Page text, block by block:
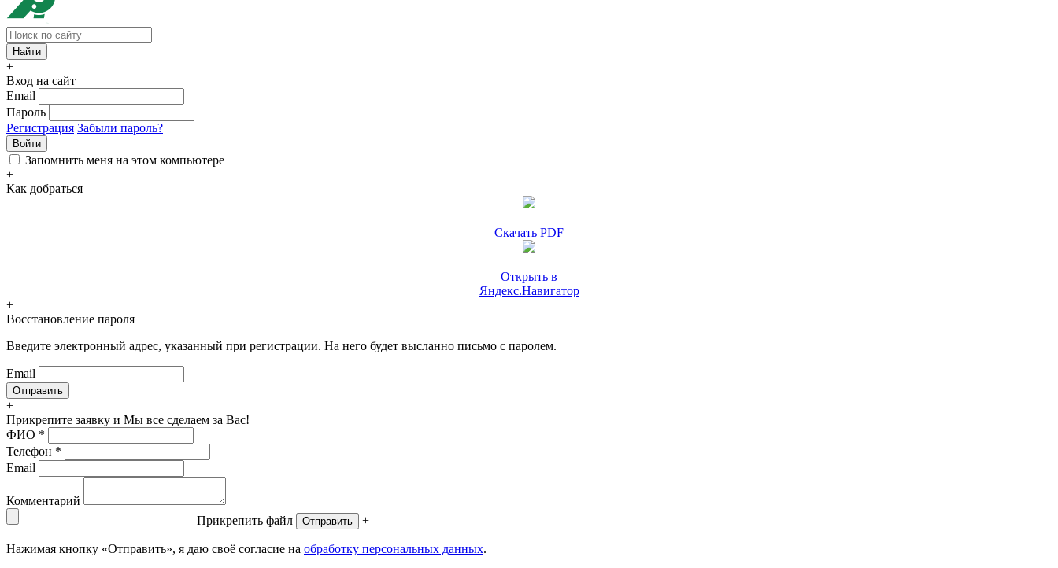
+
Вход на сайт
Email
Пароль
Регистрация Забыли пароль?
Войти
Запомнить меня на этом компьютере
+
Как добраться
Скачать PDF
Открыть в
Яндекс.Навигатор
+
Восстановление пароля
Введите электронный адрес, указанный при регистрации. На него будет высланно письмо с паролем.
Email
+
Прикрепите заявку и Мы все сделаем за Вас!
ФИО *
Телефон *
Email
Комментарий
Прикрепить файл
Отправить +
Нажимая кнопку «Отправить», я даю своё согласие на обработку персональных данных.